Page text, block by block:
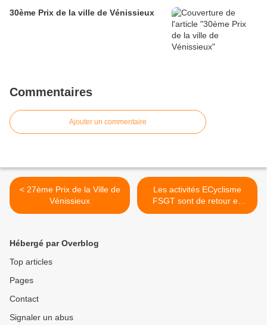
30ème Prix de la ville de Vénissieux
Commentaires
Ajouter un commentaire
< 27ème Prix de la Ville de
Vénissieux
Les activités ECyclisme
FSGT sont de retour en
cette fin d'année 2021 >
Hébergé par Overblog
Top articles
Pages
Contact
Signaler un abus